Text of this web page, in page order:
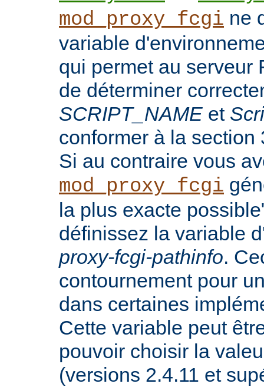
mod_proxy_fcgi ne
variable
qui permet au serveur
de déterminer
SCRIPT_NAME et
conformer à la
Si au contraire vous
mod_proxy_fcgi
la plus exacte
définissez la variable
proxy-fcgi-pathinfo.
contournement pour
dans certaines
Cette variable peut
pouvoir choisir la
(versions 2.4.11 et